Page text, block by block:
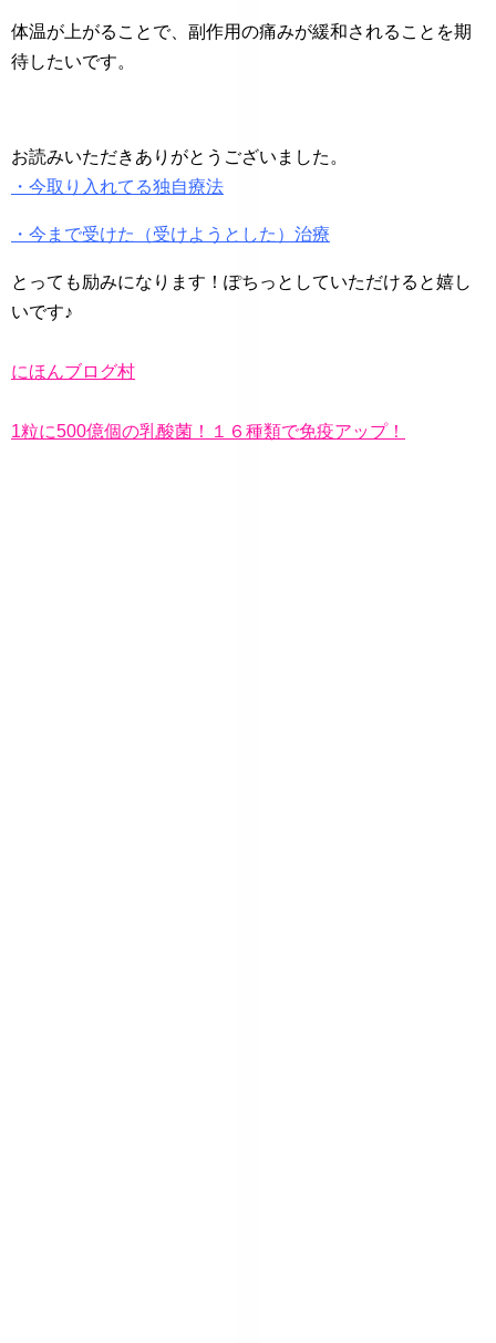
体温が上がることで、副作用の痛みが緩和されることを期
待したいです。
お読みいただきありがとうございました。
・今取り入れてる独自療法
・今まで受けた（受けようとした）治療
とっても励みになります！ぽちっとしていただけると嬉し
いです♪
にほんブログ村
1粒に500億個の乳酸菌！１６種類で免疫アップ！